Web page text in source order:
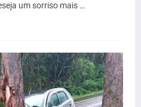
um sorriso mais …